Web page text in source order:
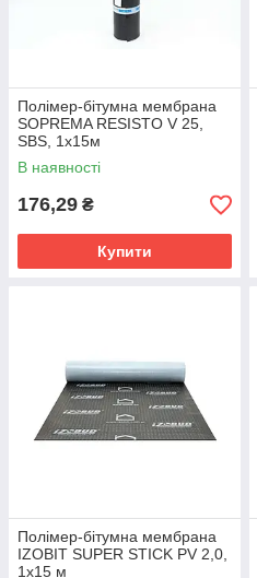
Полімер-бітумна мембрана
SOPREMA RESISTO V 25,
SBS, 1х15м
В наявності
176,29 ₴
Купити
Полімер-бітумна мембрана
IZOBIT SUPER STICK PV 2,0,
1х15 м